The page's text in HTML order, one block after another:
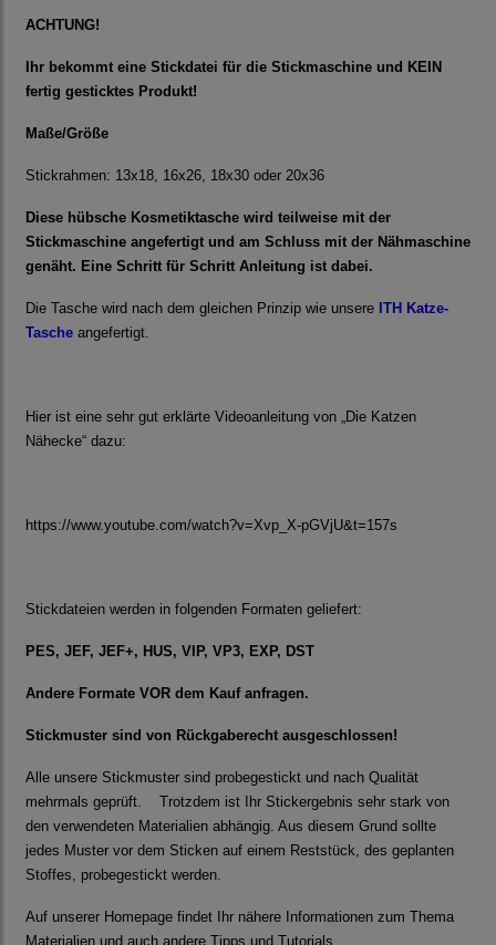
ACHTUNG!
Ihr bekommt eine Stickdatei für die Stickmaschine und KEIN
fertig gesticktes Produkt!
Maße/Größe
Stickrahmen: 13x18, 16x26, 18x30 oder 20x36
Diese hübsche Kosmetiktasche wird teilweise mit der
Stickmaschine angefertigt und am Schluss mit der Nähmaschine
genäht. Eine Schritt für Schritt Anleitung ist dabei.
Die Tasche wird nach dem gleichen Prinzip wie unsere ITH Katze-
Tasche angefertigt.
Hier ist eine sehr gut erklärte Videoanleitung von „Die Katzen
Nähecke“ dazu:
https://www.youtube.com/watch?v=Xvp_X-pGVjU&t=157s
Stickdateien werden in folgenden Formaten geliefert:
PES, JEF, JEF+, HUS, VIP, VP3, EXP, DST
Andere Formate VOR dem Kauf anfragen.
Stickmuster sind von Rückgaberecht ausgeschlossen!
Alle unsere Stickmuster sind probegestickt und nach Qualität
mehrmals geprüft. Trotzdem ist Ihr Stickergebnis sehr stark von
den verwendeten Materialien abhängig. Aus diesem Grund sollte
jedes Muster vor dem Sticken auf einem Reststück, des geplanten
Stoffes, probegestickt werden.
Auf unserer Homepage findet Ihr nähere Informationen zum Thema
Materialien und auch andere Tipps und Tutorials.